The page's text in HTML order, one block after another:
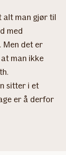
alt man gjør til
med
Men det er
man ikke
sitter i et
er å derfor